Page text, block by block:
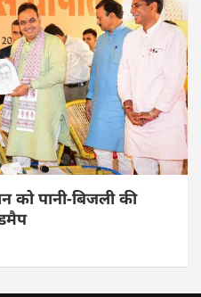
को पानी-बिजली की